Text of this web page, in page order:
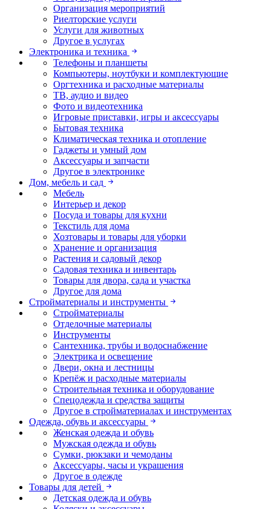
Организация мероприятий
Риелторские услуги
Услуги для животных
Другое в услугах
Электроника и техника
Телефоны и планшеты
Компьютеры, ноутбуки и комплектующие
Оргтехника и расходные материалы
ТВ, аудио и видео
Фото и видеотехника
Игровые приставки, игры и аксессуары
Бытовая техника
Климатическая техника и отопление
Гаджеты и умный дом
Аксессуары и запчасти
Другое в электронике
Дом, мебель и сад
Мебель
Интерьер и декор
Посуда и товары для кухни
Текстиль для дома
Хозтовары и товары для уборки
Хранение и организация
Растения и садовый декор
Садовая техника и инвентарь
Товары для двора, сада и участка
Другое для дома
Стройматериалы и инструменты
Стройматериалы
Отделочные материалы
Инструменты
Сантехника, трубы и водоснабжение
Электрика и освещение
Двери, окна и лестницы
Крепёж и расходные материалы
Строительная техника и оборудование
Спецодежда и средства защиты
Другое в стройматериалах и инструментах
Одежда, обувь и аксессуары
Женская одежда и обувь
Мужская одежда и обувь
Сумки, рюкзаки и чемоданы
Аксессуары, часы и украшения
Другое в одежде
Товары для детей
Детская одежда и обувь